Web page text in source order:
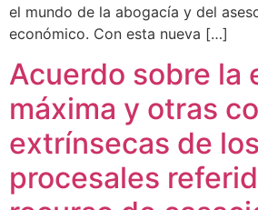
el mundo de la abogacía y del
económico. Con esta nueva […]
Acuerdo sobre la
máxima y otras
extrínsecas de
procesales